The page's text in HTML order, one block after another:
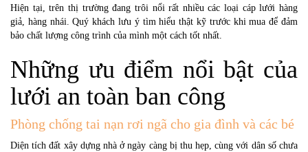
Hiện tại, trên thị trường đang trôi nổi rất nhiều các loại cáp lưới hàng
giả, hàng nhái. Quý khách lưu ý tìm hiểu thật kỹ trước khi mua để đảm
bảo chất lượng công trình của mình một cách tốt nhất.
Những ưu điểm nổi bật của
lưới an toàn ban công
Phòng chống tai nạn rơi ngã cho gia đình và các bé
Diện tích đất xây dựng nhà ở ngày càng bị thu hẹp, cùng với dân số chưa